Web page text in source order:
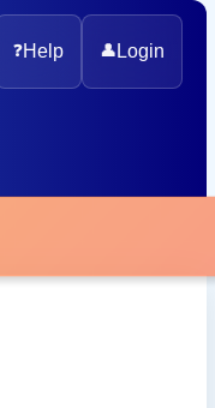
❓Help 👤 Login